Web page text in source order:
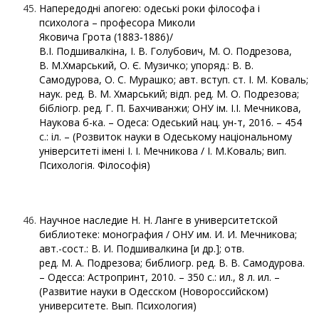
Напередодні апогею: одеські роки філософа і
психолога – професора Миколи
Яковича Грота (1883‑1886)/
В.І. Подшивалкіна, І. В. Голубович, М. О. Подрезова,
В. М.Хмарський, О. Є. Музичко; упоряд.: В. В.
Самодурова, О. С. Мурашко; авт. вступ. ст. І. М. Коваль;
наук. ред. В. М. Хмарський; відп. ред. М. О. Подрезова;
бібліогр. ред. Г. П. Бахчиванжи; ОНУ ім. І.І. Мечникова,
Наукова б-ка. – Одеса: Одеський нац. ун-т, 2016. – 454
с.: іл. – (Розвиток науки в Одеському національному
університеті імені І. І. Мечникова / І. М.Коваль; вип.
Психологія. Філософія)
Научное наследие Н. Н. Ланге в университетской
библиотеке: монография / ОНУ им. И. И. Мечникова;
авт.-сост.: В. И. Подшивалкина [и др.]; отв.
ред. М. А. Подрезова; библиогр. ред. В. В. Самодурова.
– Одесса: Астропринт, 2010. – 350 с.: ил., 8 л. ил. –
(Развитие науки в Одесском (Новороссийском)
университете. Вып. Психология)